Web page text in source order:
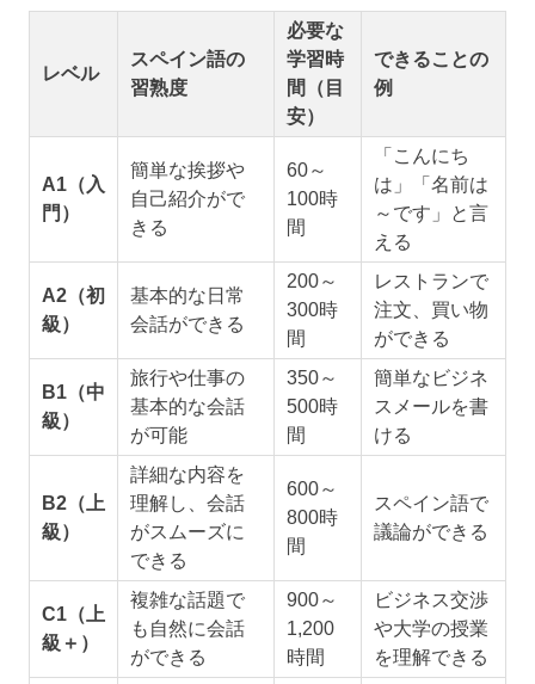
レベル
スペイン語の
習熟度
必要な
学習時
間（目
安）
できることの
例
A1（入
門）
簡単な挨拶や
自己紹介がで
きる
60～
100時
間
「こんにち
は」「名前は
～です」と言
える
A2（初
級）
基本的な日常
会話ができる
200～
300時
間
レストランで
注文、買い物
ができる
B1（中
級）
旅行や仕事の
基本的な会話
が可能
350～
500時
間
簡単なビジネ
スメールを書
ける
B2（上
級）
詳細な内容を
理解し、会話
がスムーズに
できる
600～
800時
間
スペイン語で
議論ができる
C1（上
級＋）
複雑な話題で
も自然に会話
ができる
900～
1,200
時間
ビジネス交渉
や大学の授業
を理解できる